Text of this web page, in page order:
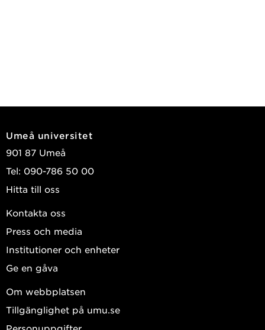
Umeå universitet
901 87 Umeå
Tel: 090-786 50 00
Hitta till oss
Kontakta oss
Press och media
Institutioner och enheter
Ge en gåva
Om webbplatsen
Tillgänglighet på umu.se